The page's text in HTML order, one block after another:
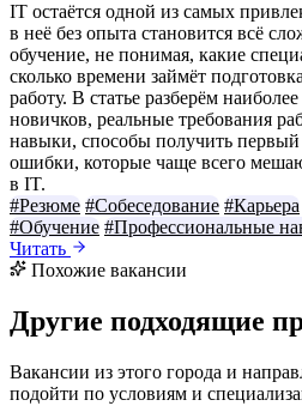
IT остаётся одной из самых
в неё без опыта становится всё
обучение, не понимая, какие
сколько времени займёт
работу. В статье разберём
новичков, реальные требования
навыки, способы получить
ошибки, которые чаще всего
в IT.
#Резюме #Собеседование #Карьера
#Обучение #Профессиональные
Читать
Похожие вакансии
Другие подходящие
Вакансии из этого города и
подойти по условиям и